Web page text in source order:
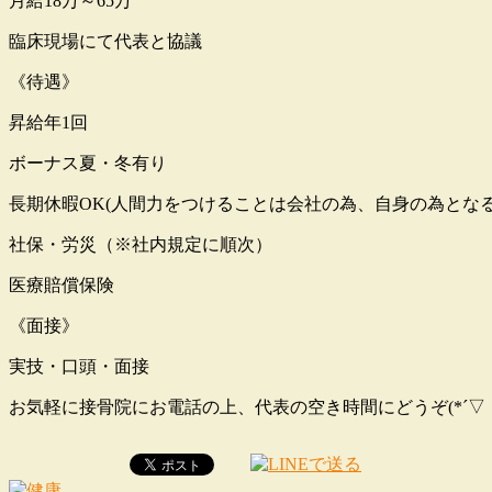
臨床現場にて代表と協議
《待遇》
昇給年1回
ボーナス夏・冬有り
長期休暇OK(人間力をつけることは会社の為、自身の為とな
社保・労災（※社内規定に順次）
医療賠償保険
《面接》
実技・口頭・面接
お気軽に接骨院にお電話の上、代表の空き時間にどうぞ(*´▽